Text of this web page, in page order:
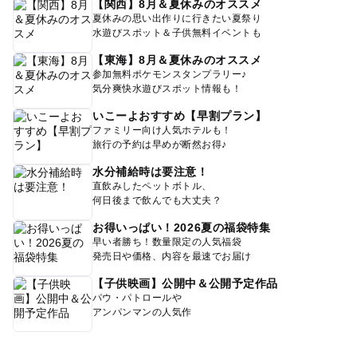
【関西】8月＆夏休みのオススメ
夏休みの思い出作りに行きたい夏祭り
水遊びスポット＆子供無料イベントも
【東海】8月＆夏休みのオススメ
参加無料ポケモンスタンプラリー♪
気分爽快水遊びスポット情報も！
いこーよおすすめ【早割プラン】
ファミリー向け人気ホテルも！
旅行の予約は早めが断然お得♪
水分補給時は要注意！
直飲みしたペットボトル、
何日後まで飲んでも大丈夫？
お得いっぱい！2026夏の福袋特集
早い者勝ち！数量限定の人気福袋
発売日や価格、内容を最速でお届け
【子供映画】公開中＆公開予定作品
パウ・パトロールや
アンパンマンの人気作